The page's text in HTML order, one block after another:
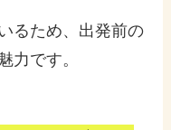
るため、出発前の
力です。